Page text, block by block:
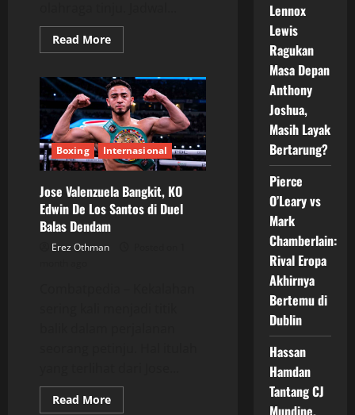
Read MoreRead
more
Tinju
24–
26
Juli
2026
Dipenuhi
Duel
Bergengsi
Boxing Internasional
Jose Valenzuela Bangkit, KO
Edwin De Los Santos di Duel
Balas Dendam
Erez Othman
Read MoreRead
more
Lennox
Lewis
Ragukan
Masa Depan
Anthony
Joshua,
Masih Layak
Bertarung?
Pierce
O’Leary vs
Mark
Chamberlain:
Rival Eropa
Akhirnya
Bertemu di
Dublin
Hassan
Hamdan
Tantang CJ